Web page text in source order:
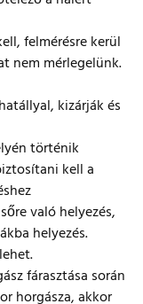
felmérésre kerül
nem mérlegelünk.
kizárják és
történik
kell a
való helyezés,
helyezés.
fárasztása során
horgásza, akkor